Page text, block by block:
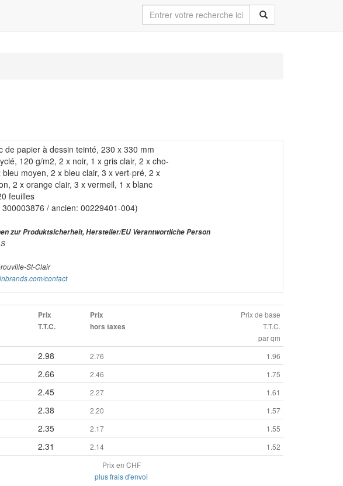
de papier à dessin teinté, 230 x 330 mm
120 g/m2, 2 x noir, 1 x gris clair, 2 x cho-
bleu moyen, 2 x bleu clair, 3 x vert-pré, 2 x
2 x orange clair, 3 x vermeil, 1 x blanc
feuilles
/ ancien: 00229401-004)
zur Produktsicherheit, Hersteller/EU Verantwortliche Person
St-Clair
contact
Prix
T.T.C.
Prix
hors taxes
Prix de base
T.T.C.
par qm
2.98 2.76 1.96
2.66 2.46 1.75
2.45 2.27 1.61
2.38 2.20 1.57
2.35 2.17 1.55
2.31 2.14
1.52
Prix en CHF
plus frais d'envoi